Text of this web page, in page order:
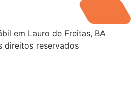
em Lauro de Freitas, BA
direitos reservados